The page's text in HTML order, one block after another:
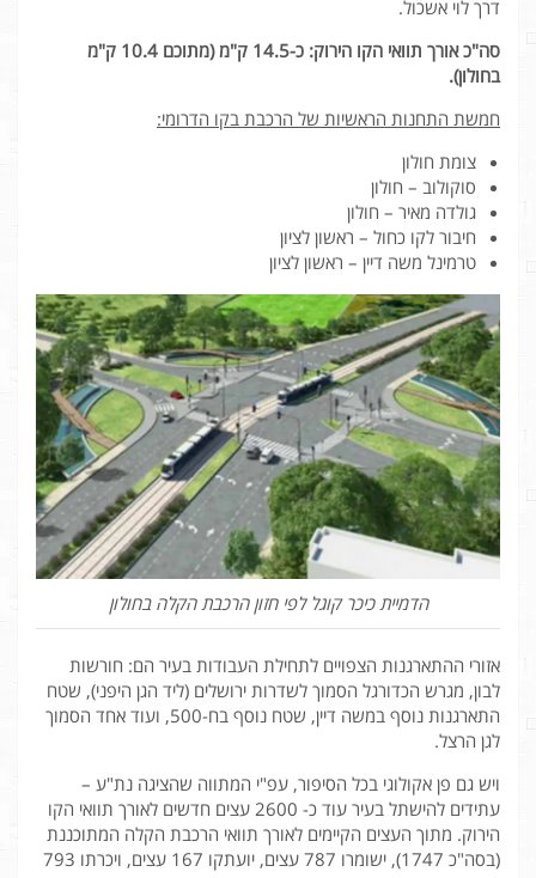
דרך לוי אשכול.
סה"כ אורך תוואי הקו הירוק: כ-14.5 ק"מ (מתוכם 10.4 ק"מ
בחולון).
חמשת התחנות הראשיות של הרכבת בקו הדרומי:
צומת חולון
סוקולוב – חולון
גולדה מאיר – חולון
חיבור לקו כחול – ראשון לציון
טרמינל משה דיין – ראשון לציון
הדמיית כיכר קוגל לפי חזון הרכבת הקלה בחולון
אזורי ההתארגנות הצפויים לתחילת העבודות בעיר הם: חורשות
לבון, מגרש הכדורגל הסמוך לשדרות ירושלים (ליד הגן היפני), שטח
התארגנות נוסף במשה דיין, שטח נוסף בח-500, ועוד אחד הסמוך
לגן הרצל.
ויש גם פן אקולוגי בכל הסיפור, עפ"י המתווה שהציגה נת"ע –
עתידים להישתל בעיר עוד כ- 2600 עצים חדשים לאורך תוואי הקו
הירוק. מתוך העצים הקיימים לאורך תוואי הרכבת הקלה המתוכננת
(בסה"כ 1747), ישומרו 787 עצים, יועתקו 167 עצים, ויכרתו 793